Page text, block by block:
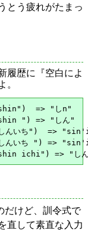
とう疲れがたまっ
履歴に『空白によ
。
=> "しn"
") => "しん"
んいち")  =>
んいち ") =>
だけど、訓令式で
直して素直な入力